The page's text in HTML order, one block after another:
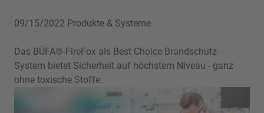
09/15/2022 Produkte & Systeme
Das BÜFA®-FireFox als Best Choice Brandschutz-
System bietet Sicherheit auf höchstem Niveau - ganz
ohne toxische Stoffe.